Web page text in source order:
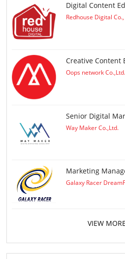
Digital Content
Redhouse Digital
Creative Content
Oops network Co.,Ltd.
Senior Digital
Way Maker Co.,Ltd.
Marketing
Galaxy Racer
VIEW MORE